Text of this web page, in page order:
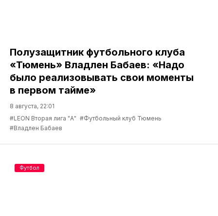
Полузащитник футбольного клуба
«Тюмень» Владлен Бабаев: «Надо
было реализовывать свои моменты
в первом тайме»
8 августа, 22:01
#LEON Вторая лига "А" #Футбольный клуб Тюмень
#Владлен Бабаев
Футбол